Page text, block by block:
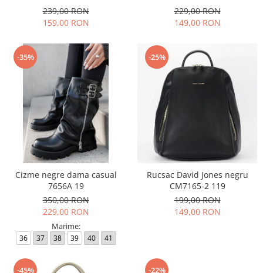
239,00 RON
159,00 RON
229,00 RON
149,00 RON
-35%
Cizme negre dama casual
7656A 19
350,00 RON
229,00 RON
Marime:
36 37 38 39 40 41
-25%
Rucsac David Jones negru
CM7165-2 119
199,00 RON
149,00 RON
-45% -22%